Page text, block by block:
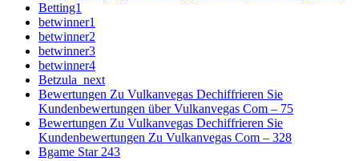
Betting1
betwinner1
betwinner2
betwinner3
betwinner4
Betzula_next
Bewertungen Zu Vulkanvegas Dechiffrieren Sie
Kundenbewertungen über Vulkanvegas Com – 75
Bewertungen Zu Vulkanvegas Dechiffrieren Sie
Kundenbewertungen Zu Vulkanvegas Com – 328
Bgame Star 243